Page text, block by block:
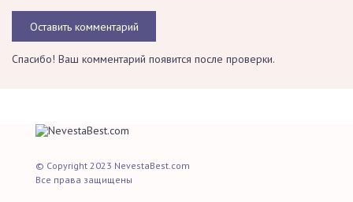
Оставить комментарий
Спасибо! Ваш комментарий появится после проверки.
© Copyright 2023 NevestaBest.com
Все права защищены